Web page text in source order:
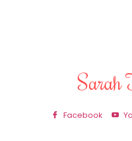
Sarah
Facebook